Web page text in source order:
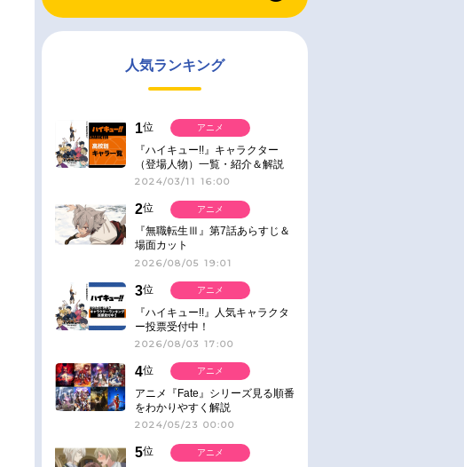
人気ランキング
1位
『ハイキュー!!』キャラクター
（登場人物）一覧・紹介＆解説
2024/03/11 16:00
アニメ
2位
『無職転生Ⅲ』第7話あらすじ＆
場面カット
2026/08/05 19:01
アニメ
3位
『ハイキュー!!』人気キャラクタ
ー投票受付中！
2026/08/03 17:00
アニメ
4位
アニメ『Fate』シリーズ見る順番
をわかりやすく解説
2024/05/23 00:00
アニメ
5位
アニメ